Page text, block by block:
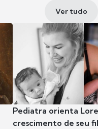
Ver tudo
Pediatra orienta
crescimento de seu